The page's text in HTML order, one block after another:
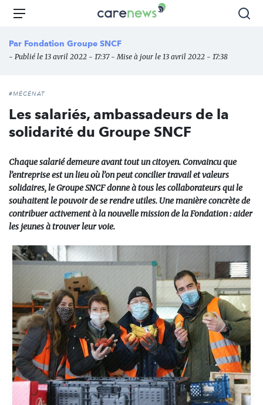
Aller
principal
Carenews,
média
des
Menu
Par Fondation Groupe SNCF
- Publié le 13 avril 2022 - 17:37 - Mise à jour le 13 avril 2022 - 17:38
#MÉCÉNAT
Les salariés, ambassadeurs de la
solidarité du Groupe SNCF
Chaque salarié demeure avant tout un citoyen. Convaincu que
l’entreprise est un lieu où l’on peut concilier travail et valeurs
solidaires, le Groupe SNCF donne à tous les collaborateurs qui le
souhaitent le pouvoir de se rendre utiles. Une manière concrète de
contribuer activement à la nouvelle mission de la Fondation : aider
les jeunes à trouver leur voie.